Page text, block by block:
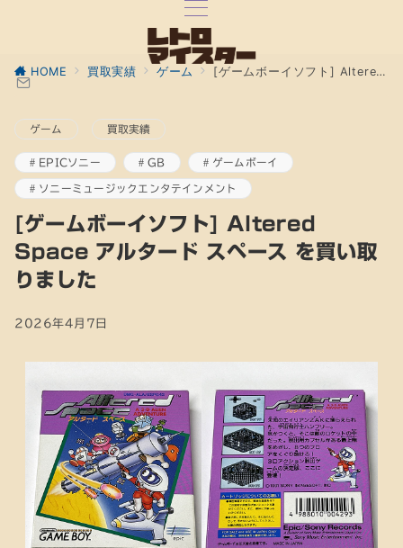
HOME 買取実績 ゲーム [ゲームボーイソフト] Altered Space アルタード スペース を買い取りました
ゲーム 買取実績
EPICソニー GB ゲームボーイ
ソニーミュージックエンタテインメント
[ゲームボーイソフト] Altered
Space アルタード スペース を買い取
りました
2026年4月7日